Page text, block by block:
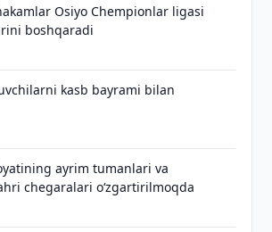
Osiyo Chempionlar ligasi
boshqaradi
kasb bayrami bilan
ayrim tumanlari va
chegaralari oʻzgartirilmoqda